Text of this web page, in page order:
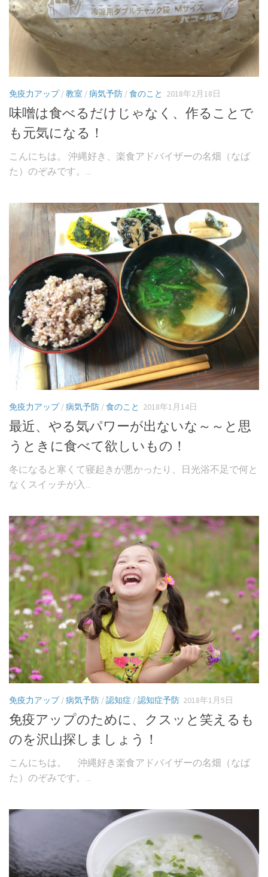
免疫力アップ/教室 /病気予防 /食のこと 2018年2月18日
味噌は食べるだけじゃなく、作ることで
も元気になる！
こんにちは。 沖縄好き、楽食アドバイザーの名畑（なば
た）のぞみです。...
免疫力アップ/病気予防 /食のこと 2018年1月14日
最近、やる気パワーが出ないな～～と思
うときに食べて欲しいもの！
冬になると寒くて寝起きが悪かったり、日光浴不足で何と
なくスイッチが入...
免疫力アップ/病気予防 /認知症 /認知症予防 2018年1月5日
免疫アップのために、クスッと笑えるも
のを沢山探しましょう！
こんにちは。 沖縄好き楽食アドバイザーの名畑（なば
た）のぞみです。...